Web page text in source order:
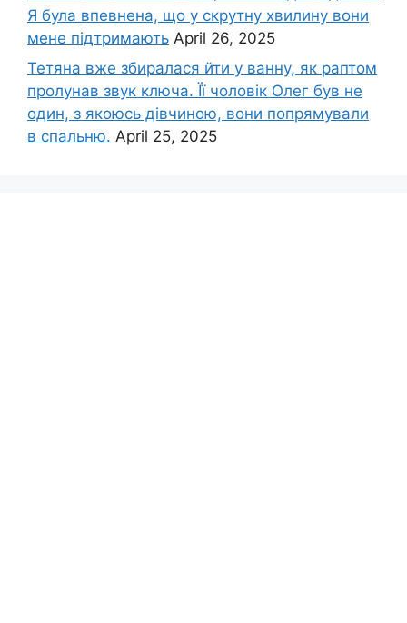
Я була впевнена, що у скрутну хвилину вони
мене підтримають April 26, 2025
Тетяна вже збиралася йти у ванну, як раптом
пролунав звук ключа. Її чоловік Олег був не
один, з якоюсь дівчиною, вони попрямували
в спальню. April 25, 2025